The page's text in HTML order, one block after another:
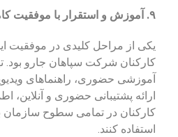
۹. آموزش و استقرار با موفقیت کامل
یکی از مراحل کلیدی در موفقیت
کارکنان شرکت سپاهان جارو بود.
آموزشی حضوری، راهنماهای
ارائه پشتیبانی حضوری و آنلاین،
کارکنان در تمامی سطوح سازمان
استفاده کنند.